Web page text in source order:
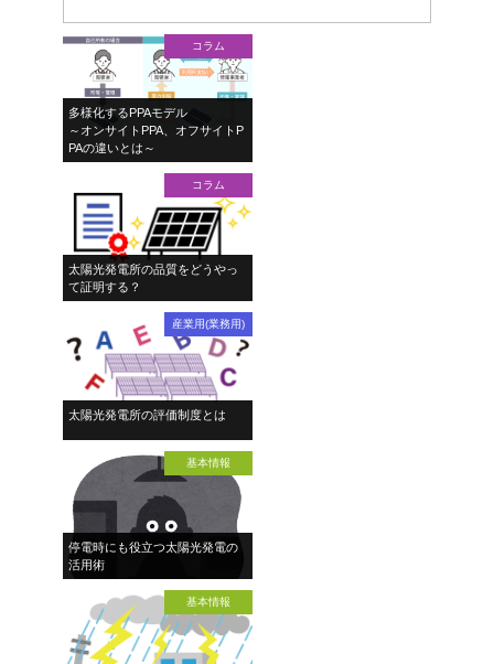
コラム
多様化するPPAモデル
～オンサイトPPA、オフサイトP
PAの違いとは～
コラム
太陽光発電所の品質をどうやっ
て証明する？
産業用(業務用)
太陽光発電所の評価制度とは
基本情報
停電時にも役立つ太陽光発電の
活用術
基本情報